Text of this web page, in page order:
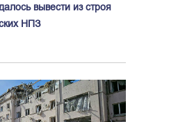
вывести из строя
НПЗ